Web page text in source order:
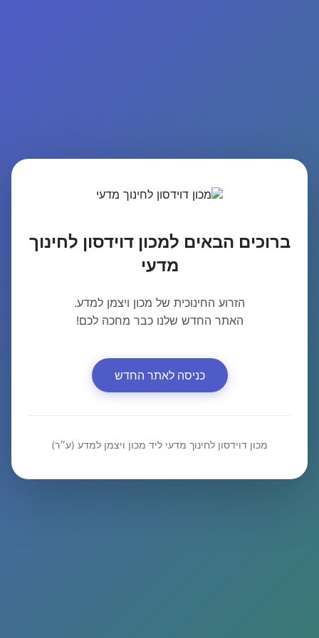
ברוכים הבאים למכון דוידסון לחינוך
מדעי
הזרוע החינוכית של מכון ויצמן למדע.
האתר החדש שלנו כבר מחכה לכם!
כניסה לאתר החדש
מכון דוידסון לחינוך מדעי ליד מכון ויצמן למדע (ע״ר)